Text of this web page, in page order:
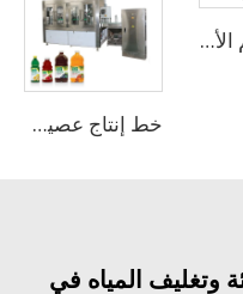
خط إنتاج عصير الفواكه الكامل
المياه في